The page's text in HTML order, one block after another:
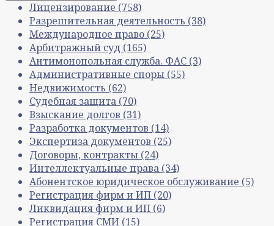
Лицензирование (758)
Разрешительная деятельность (38)
Международное право (25)
Арбитражный суд (165)
Антимонопольная служба. ФАС (3)
Административные споры (55)
Недвижимость (62)
Судебная защита (70)
Взыскание долгов (31)
Разработка документов (14)
Экспертиза документов (25)
Договоры, контракты (24)
Интеллектуальные права (34)
Абонентское юридическое обслуживание (5)
Регистрация фирм и ИП (20)
Ликвидация фирм и ИП (6)
Регистрация СМИ (15)